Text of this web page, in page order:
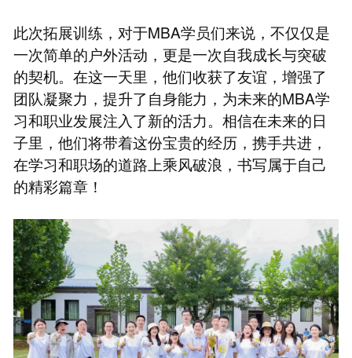
此次拓展训练，对于MBA学员们来说，不仅仅是
一次简单的户外活动，更是一次自我成长与突破
的契机。在这一天里，他们收获了友谊，增强了
团队凝聚力，提升了自身能力，为未来的MBA学
习和职业发展注入了新的活力。相信在未来的日
子里，他们将带着这份宝贵的经历，携手共进，
在学习和职场的道路上乘风破浪，书写属于自己
的精彩篇章！